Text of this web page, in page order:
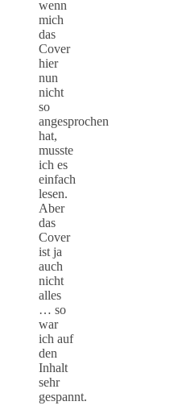
wenn
mich
das
Cover
hier
nun
nicht
so
angesprochen
hat,
musste
ich es
einfach
lesen.
Aber
das
Cover
ist ja
auch
nicht
alles
… so
war
ich auf
den
Inhalt
sehr
gespannt.